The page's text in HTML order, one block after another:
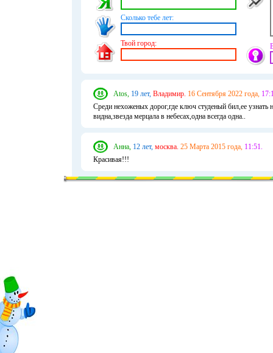
Сколько тебе лет:
Твой город:
Atos, 19 лет, Владимир. 16 Сентября 2022 года,
Среди нехоженых дорог,где ключ студеный бил,ее
видна,звезда мерцала в небесах,одна всегда одна..
Анна, 12 лет, москва. 25 Марта 2015 года, 11:51.
Красивая!!!